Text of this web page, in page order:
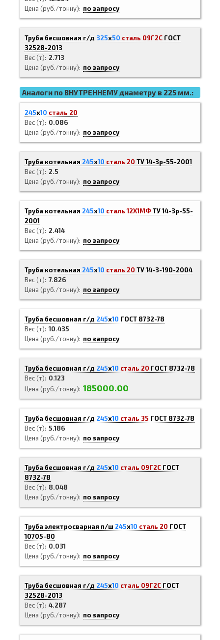
Цена (руб./тонну)
по запросу
Труба бесшовная г/д 325х50 сталь 09Г2С ГОСТ
32528-2013
Вес (т)
2.713
Цена (руб./тонну)
по запросу
Аналоги по ВНУТРЕННЕМУ диаметру в 225 мм.:
245х10 сталь 20
Вес (т)
0.086
Цена (руб./тонну)
по запросу
Труба котельная 245х10 сталь 20 ТУ 14-3р-55-2001
Вес (т)
2.5
Цена (руб./тонну)
по запросу
Труба котельная 245х10 сталь 12Х1МФ ТУ 14-3р-55-
2001
Вес (т)
2.414
Цена (руб./тонну)
по запросу
Труба котельная 245х10 сталь 20 ТУ 14-3-190-2004
Вес (т) 7.826
Цена (руб./тонну)
по запросу
Труба бесшовная г/д 245х10 ГОСТ 8732-78
Вес (т) 10.435
Цена (руб./тонну)
по запросу
Труба бесшовная г/д 245х10 сталь 20 ГОСТ 8732-78
Вес (т)
0.123
Цена (руб./тонну) 185000.00
Труба бесшовная г/д 245х10 сталь 35 ГОСТ 8732-78
Вес (т) 5.186
Цена (руб./тонну)
по запросу
Труба бесшовная г/д 245х10 сталь 09Г2С ГОСТ
8732-78
Вес (т)
8.048
Цена (руб./тонну)
по запросу
Труба электросварная п/ш 245х10 сталь 20 ГОСТ
10705-80
Вес (т)
0.031
Цена (руб./тонну)
по запросу
Труба бесшовная г/д 245х10 сталь 09Г2С ГОСТ
32528-2013
Вес (т) 4.287
Цена (руб./тонну)
по запросу